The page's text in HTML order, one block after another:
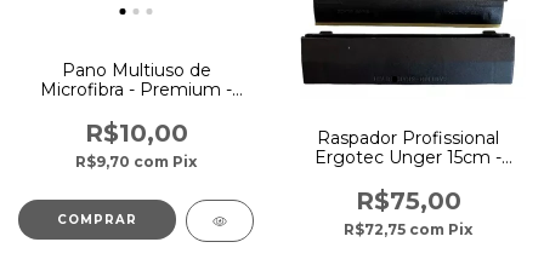
Pano Multiuso de
Microfibra - Premium -
Cores Sortidas
R$10,00
R$9,70 com Pix
Raspador Profissional
Ergotec Unger 15cm -
R$75,00
R$72,75 com Pix